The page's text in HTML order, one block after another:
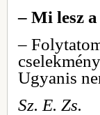
– Mi lesz
–
Ugyanis
Sz. E. Zs.